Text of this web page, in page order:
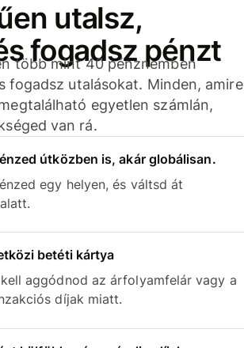
utalsz,
fogadsz pénzt
több mint 40 pénznemben
fogadsz utalásokat. Minden, amire
egyetlen számlán,
van rá.
útközben is, akár globálisan.
egy helyen, és váltsd át
betéti kártya
kell aggódnod az árfolyamfelár vagy a
díjak miatt.